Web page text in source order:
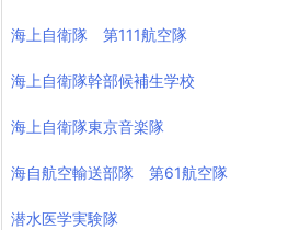
海上自衛隊 第111航空隊
海上自衛隊幹部候補生学校
海上自衛隊東京音楽隊
海自航空輸送部隊 第61航空隊
潜水医学実験隊